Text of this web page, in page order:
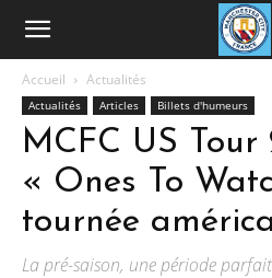
Accueil Actualités
Actualités Articles Billets d'humeurs
MCFC US Tour
« Ones To
tournée
La pré-saison, une période